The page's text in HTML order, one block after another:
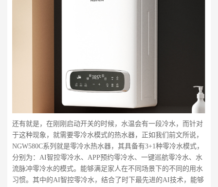
还有就是，在刚刚启动开关的时候，水温会有一段冷水，而针对
于这种现象，就需要零冷水模式的热水器，正如我们前文所说，
NGW580C系列就是零冷水热水器，其具备有3+1种零冷水模式，
分别为：AI智控零冷水、APP预约零冷水、一键巡航零冷水、水
流脉冲零冷水的模式。能够满足家人在不同场景下的不同的用水
习惯。其中的AI智控零冷水，结合了时下最先进的AI技术，能够